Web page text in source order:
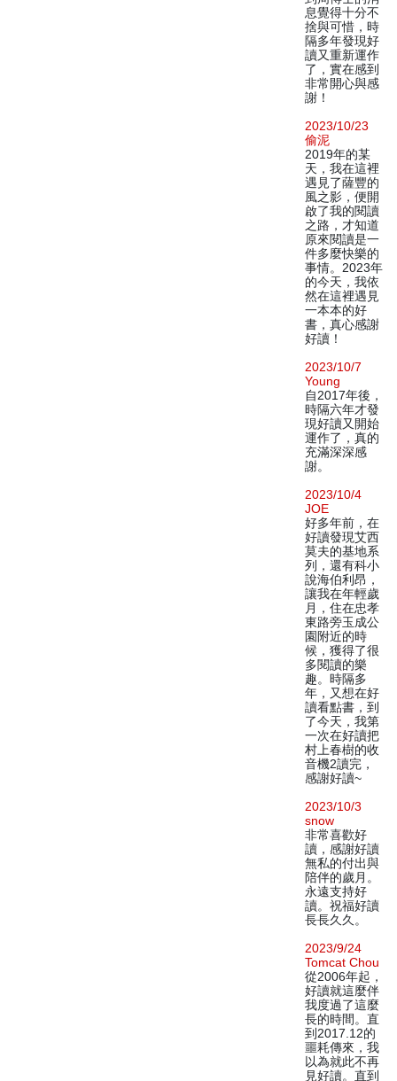
息覺得十分不
捨與可惜，時
隔多年發現好
讀又重新運作
了，實在感到
非常開心與感
謝！
2023/10/23
偷泥
2019年的某
天，我在這裡
遇見了薩豐的
風之影，便開
啟了我的閱讀
之路，才知道
原來閱讀是一
件多麼快樂的
事情。2023年
的今天，我依
然在這裡遇見
一本本的好
書，真心感謝
好讀！
2023/10/7
Young
自2017年後，
時隔六年才發
現好讀又開始
運作了，真的
充滿深深感
謝。
2023/10/4
JOE
好多年前，在
好讀發現艾西
莫夫的基地系
列，還有科小
說海伯利昂，
讓我在年輕歲
月，住在忠孝
東路旁玉成公
園附近的時
候，獲得了很
多閱讀的樂
趣。時隔多
年，又想在好
讀看點書，到
了今天，我第
一次在好讀把
村上春樹的收
音機2讀完，
感謝好讀~
2023/10/3
snow
非常喜歡好
讀，感謝好讀
無私的付出與
陪伴的歲月。
永遠支持好
讀。祝福好讀
長長久久。
2023/9/24
Tomcat Chou
從2006年起，
好讀就這麼伴
我度過了這麼
長的時間。直
到2017.12的
噩耗傳來，我
以為就此不再
見好讀。直到